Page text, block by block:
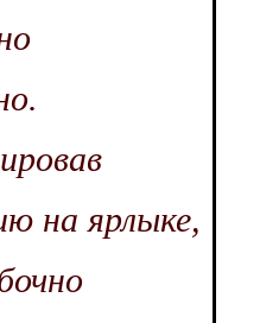
на ярлыке,